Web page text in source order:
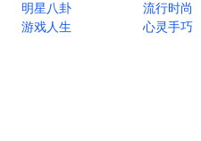
明星八卦
流行时尚
游戏人生
心灵手巧